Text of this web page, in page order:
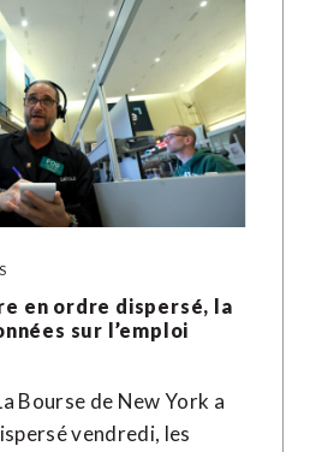
en ordre dispersé, la
sur l’emploi
Bourse de New York a
vendredi, les